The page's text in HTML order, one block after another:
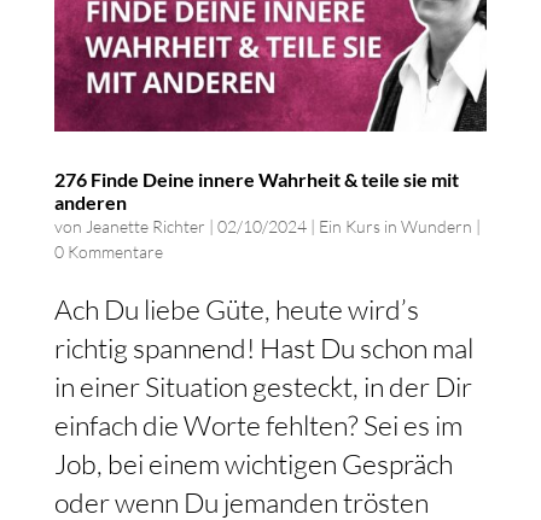
276 Finde Deine innere Wahrheit & teile sie mit
anderen
von Jeanette Richter | 02/10/2024| Ein Kurs in Wundern |
0 Kommentare
Ach Du liebe Güte, heute wird’s
richtig spannend! Hast Du schon mal
in einer Situation gesteckt, in der Dir
einfach die Worte fehlten? Sei es im
Job, bei einem wichtigen Gespräch
oder wenn Du jemanden trösten